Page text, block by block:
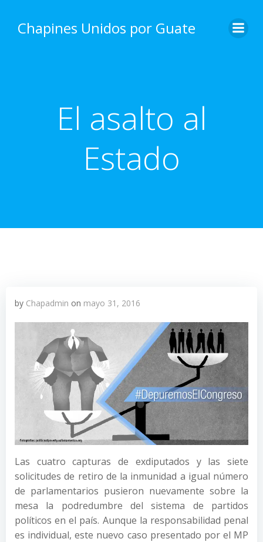
content
Chapines Unidos por Guate
El asalto al
Estado
by Chapadmin on mayo 31, 2016
Las cuatro capturas de exdiputados y las siete
solicitudes de retiro de la inmunidad a igual número
de parlamentarios pusieron nuevamente sobre la
mesa la podredumbre del sistema de partidos
políticos en el país. Aunque la responsabilidad penal
es individual, este nuevo caso presentado por el MP